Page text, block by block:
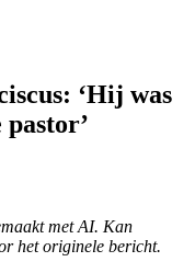
‘Hij was
met AI. Kan
het originele bericht.